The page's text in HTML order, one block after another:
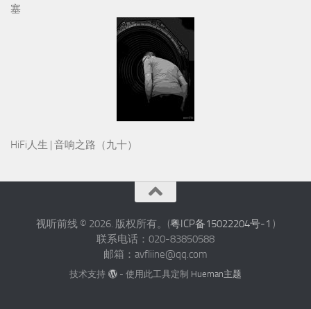
塞
HiFi人生 | 音响之路（九十）
视听前线 © 2026. 版权所有。(粤ICP备15022204号-1 )
联系电话：020-83850588
邮箱：avfliine@qq.com
技术支持 - 使用此工具定制 Hueman主题